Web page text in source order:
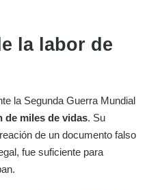
la labor de
la Segunda Guerra Mundial
de miles de vidas. Su
de un documento falso
fue suficiente para